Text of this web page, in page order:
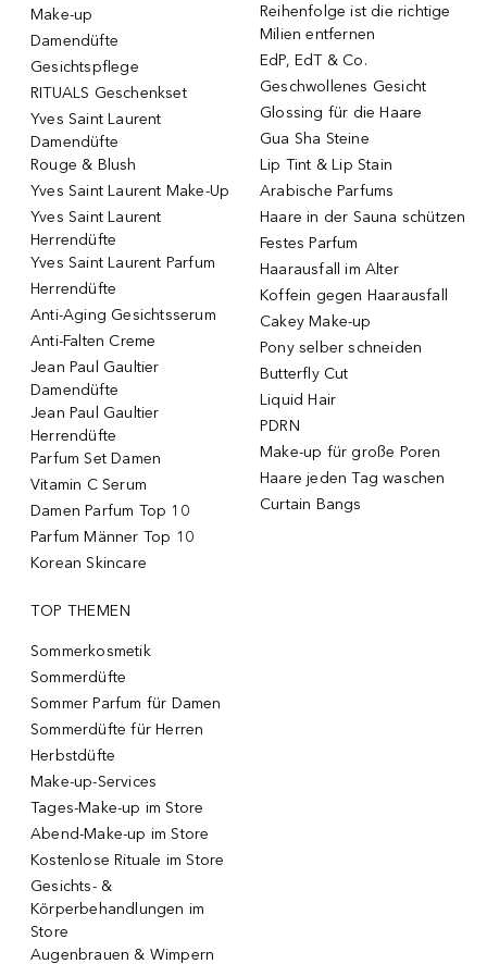
Make-up
Damendüfte
Gesichtspflege
RITUALS Geschenkset
Yves Saint Laurent
Damendüfte
Rouge & Blush
Yves Saint Laurent Make-Up
Yves Saint Laurent
Herrendüfte
Yves Saint Laurent Parfum
Herrendüfte
Anti-Aging Gesichtsserum
Anti-Falten Creme
Jean Paul Gaultier
Damendüfte
Jean Paul Gaultier
Herrendüfte
Parfum Set Damen
Vitamin C Serum
Damen Parfum Top 10
Parfum Männer Top 10
Korean Skincare
Reihenfolge ist die richtige
Milien entfernen
EdP, EdT & Co.
Geschwollenes Gesicht
Glossing für die Haare
Gua Sha Steine
Lip Tint & Lip Stain
Arabische Parfums
Haare in der Sauna schützen
Festes Parfum
Haarausfall im Alter
Koffein gegen Haarausfall
Cakey Make-up
Pony selber schneiden
Butterfly Cut
Liquid Hair
PDRN
Make-up für große Poren
Haare jeden Tag waschen
Curtain Bangs
TOP THEMEN
Sommerkosmetik
Sommerdüfte
Sommer Parfum für Damen
Sommerdüfte für Herren
Herbstdüfte
Make-up-Services
Tages-Make-up im Store
Abend-Make-up im Store
Kostenlose Rituale im Store
Gesichts- &
Körperbehandlungen im
Store
Augenbrauen & Wimpern